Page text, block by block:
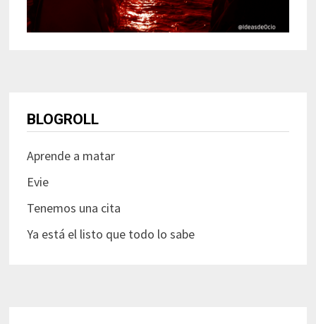
BLOGROLL
Aprende a matar
Evie
Tenemos una cita
Ya está el listo que todo lo sabe